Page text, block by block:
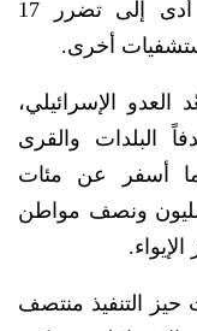
ولفت إلى أن العدوان الإسرائيلي أدى إلى تضرر 17
أخرى.
الإسرائيلي،
البلدات والقرى
ما أسفر عن مئات
ونصف مواطن
التنفيذ منتصف